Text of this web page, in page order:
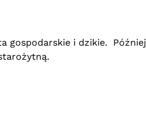
gospodarskie i dzikie. Później